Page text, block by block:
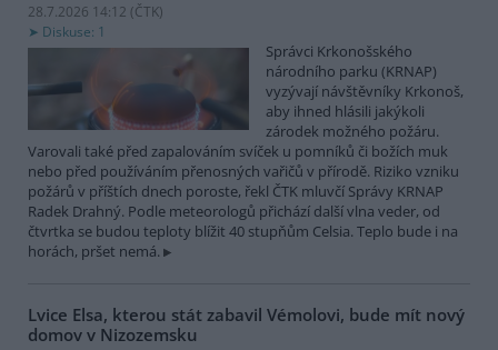
28.7.2026 14:12 (ČTK)
Diskuse: 1
Správci Krkonošského
národního parku (KRNAP)
vyzývají návštěvníky Krkonoš,
aby ihned hlásili jakýkoli
zárodek možného požáru.
Varovali také před zapalováním svíček u pomníků či božích muk
nebo před používáním přenosných vařičů v přírodě. Riziko vzniku
požárů v příštích dnech poroste, řekl ČTK mluvčí Správy KRNAP
Radek Drahný. Podle meteorologů přichází další vlna veder, od
čtvrtka se budou teploty blížit 40 stupňům Celsia. Teplo bude i na
horách, pršet nemá.
Lvice Elsa, kterou stát zabavil Vémolovi, bude mít nový
domov v Nizozemsku